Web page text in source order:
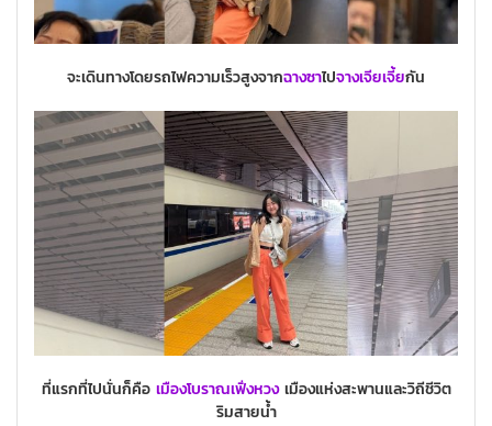
จะเดินทางโดยรถไฟความเร็วสูงจากฉางซาไปจางเจียเจี้ยกัน
ที่แรกที่ไปนั่นก็คือ เมืองโบราณเฟิ่งหวงเมืองแห่งสะพานและวิถีชีวิต
ริมสายน้ำ